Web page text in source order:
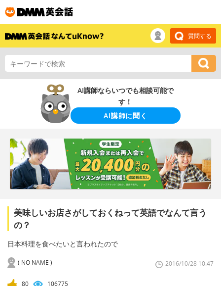
質問する
AI講師ならいつでも相談可能で
す！
AI講師に聞く
美味しいお店さがしておくねって英語でなんて言う
の？
日本料理を食べたいと言われたので
( NO NAME ) 2016/10/28 10:47
80 106775